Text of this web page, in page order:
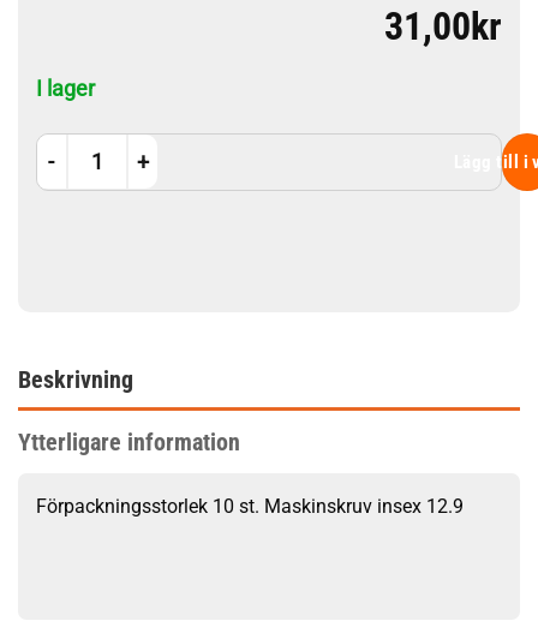
31,00kr
I lager
M4x65 12.9 Svarta 10st mängd
Lägg till i
Beskrivning
Ytterligare information
Förpackningsstorlek 10 st. Maskinskruv insex 12.9